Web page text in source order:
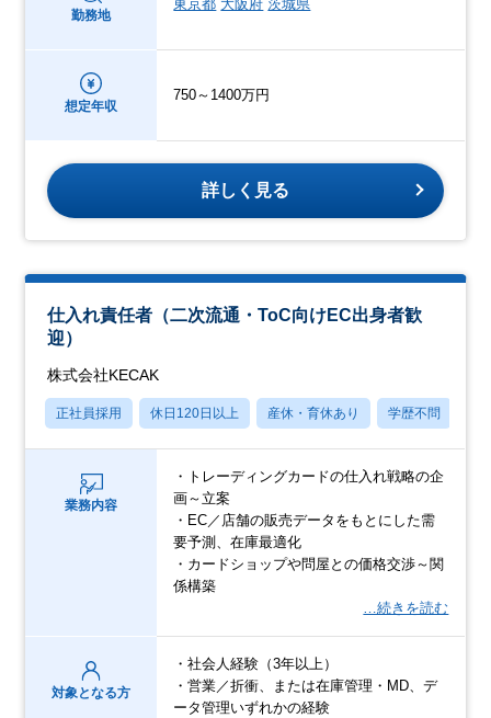
勤務地
東京都 大阪府 茨城県
想定年収
750～1400万円
詳しく見る
仕入れ責任者（二次流通・ToC向けEC出身者歓
迎）
株式会社KECAK
正社員採用 休日120日以上 産休・育休あり 学歴不問
業務内容
・トレーディングカードの仕入れ戦略の企
画～立案
・EC／店舗の販売データをもとにした需
要予測、在庫最適化
・カードショップや問屋との価格交渉～関
係構築
…続きを読む
対象となる方
・社会人経験（3年以上）
・営業／折衝、または在庫管理・MD、デ
ータ管理いずれかの経験